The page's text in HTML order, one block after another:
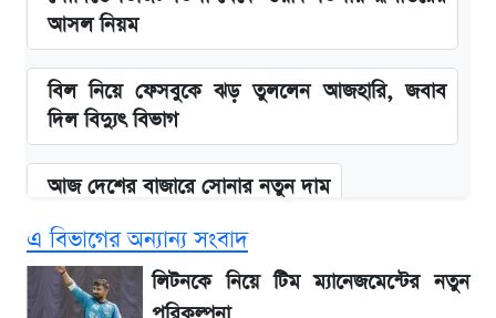
আসল নিয়ম
বিল নিয়ে ফেসবুকে ঝড় তুললেন আজহারি, জবাব
দিল বিদ্যুৎ বিভাগ
আজ দেশের বাজারে সোনার নতুন দাম
'এমবাপ্পে বাংলাদেশে'—বড় ঘোষণার পর যা জানাল
সরকার
এ বিভাগের অন্যান্য সংবাদ
লিটনকে নিয়ে টিম ম্যানেজমেন্টের নতুন